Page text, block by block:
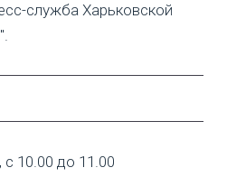
служба Харьковской
10.00 до 11.00